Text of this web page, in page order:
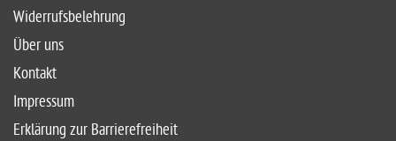
Widerrufsbelehrung
Über uns
Kontakt
Impressum
Erklärung zur Barrierefreiheit